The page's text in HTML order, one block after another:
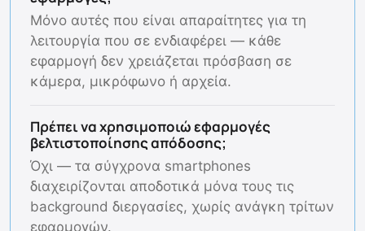
Μόνο αυτές που είναι απαραίτητες για τη
λειτουργία που σε ενδιαφέρει — κάθε
εφαρμογή δεν χρειάζεται πρόσβαση σε
κάμερα, μικρόφωνο ή αρχεία.
Πρέπει να χρησιμοποιώ εφαρμογές
βελτιστοποίησης απόδοσης;
Όχι — τα σύγχρονα smartphones
διαχειρίζονται αποδοτικά μόνα τους τις
background διεργασίες, χωρίς ανάγκη τρίτων
εφαρμογών.